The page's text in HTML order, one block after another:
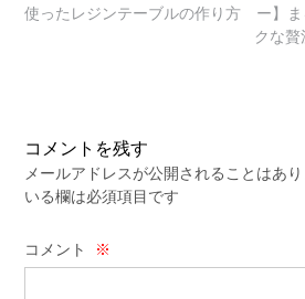
navigation
ー】
クな贅
使ったレジンテーブルの作り方
コメントを残す
メールアドレスが公開されることはあり
いる欄は必須項目です
コメント ※